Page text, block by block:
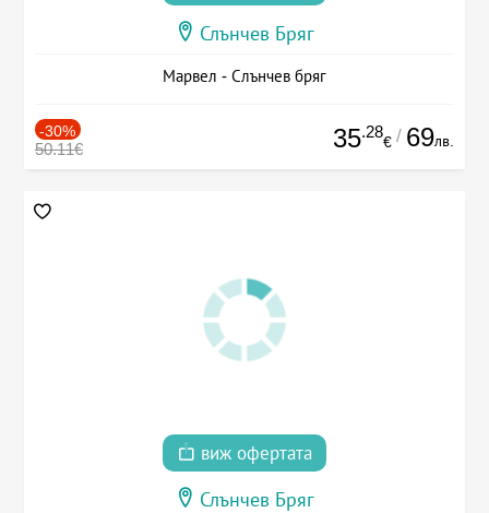
Слънчев Бряг
Марвел - Слънчев бряг
-30%
50.11€ 35.28
€ / 69лв.
виж офертата
Слънчев Бряг